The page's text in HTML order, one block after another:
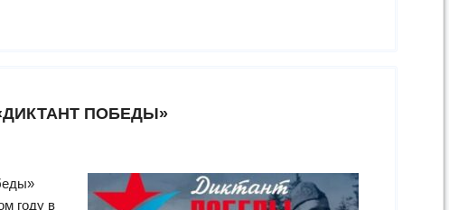
ПОБЕДЫ»
году в